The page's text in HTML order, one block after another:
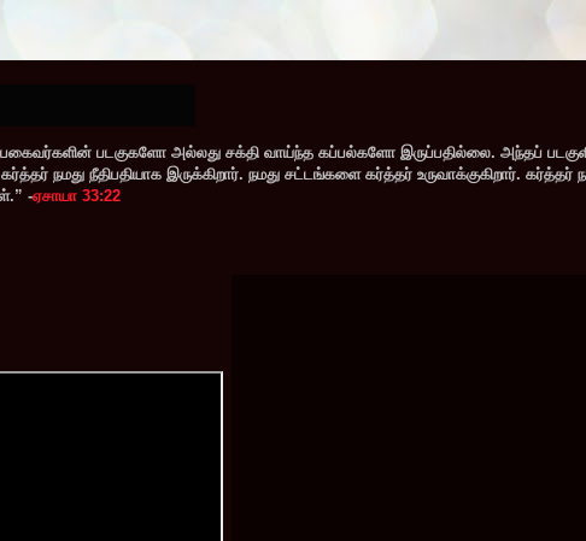
படகுகளோ அல்லது சக்தி வாய்ந்த கப்பல்களோ இருப்பதில்லை. அந்தப்
நமது நீதிபதியாக இருக்கிறார். நமது சட்டங்களை கர்த்தர் உருவாக்குகிறார்.
-ஏசாயா 33:22